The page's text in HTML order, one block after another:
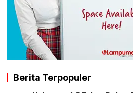
Berita Terpopuler